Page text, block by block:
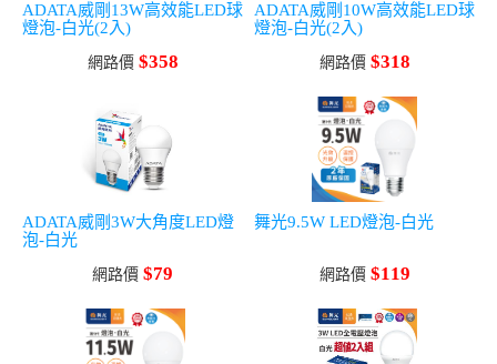
ADATA威剛13W高效能LED球
燈泡-白光(2入)
網路價 $358
ADATA威剛10W高效能LED球
燈泡-白光(2入)
網路價 $318
ADATA威剛3W大角度LED燈
泡-白光
網路價 $79
舞光9.5W LED燈泡-白光
網路價 $119